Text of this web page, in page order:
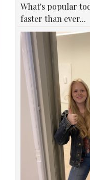
What's popular
faster than ever...